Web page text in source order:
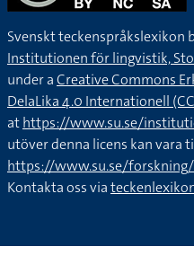
Svenskt teckenspråkslexikon
Institutionen för lingvistik,
under aCreative Commons
DelaLika 4.0 Internationell
athttps://www.su.se/
utöver denna licens kan vara
https://www.su.se/
Kontakta oss via